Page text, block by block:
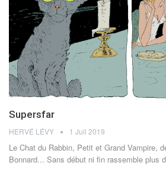
Supersfar
HERVÉ LÉVY 1 Juil 2019
Le Chat du Rabbin, Petit et Grand Vampire,
Bonnard... Sans début ni fin rassemble plus